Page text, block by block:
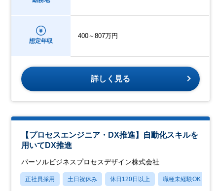
想定年収
400～807万円
詳しく見る
【プロセスエンジニア・DX推進】自動化スキルを
用いてDX推進
パーソルビジネスプロセスデザイン株式会社
正社員採用 土日祝休み 休日120日以上 職種未経験OK